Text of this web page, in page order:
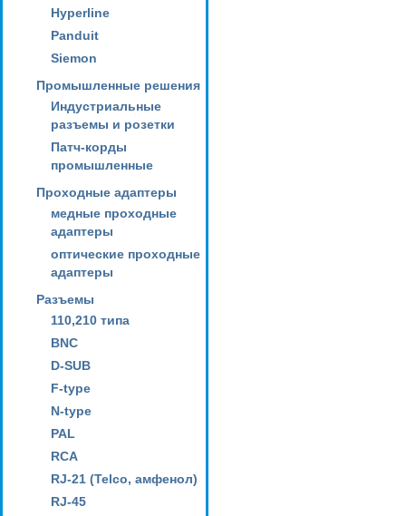
Hyperline
Panduit
Siemon
Промышленные решения
Индустриальные
разъемы и розетки
Патч-корды
промышленные
Проходные адаптеры
медные проходные
адаптеры
оптические проходные
адаптеры
Разъемы
110,210 типа
BNC
D-SUB
F-type
N-type
PAL
RCA
RJ-21 (Telco, амфенол)
RJ-45